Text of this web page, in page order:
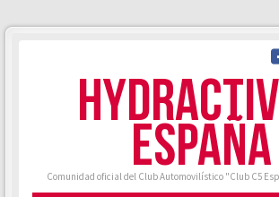
ESPAÑA
Comunidad oficial del Club Automovilístico "Club C5